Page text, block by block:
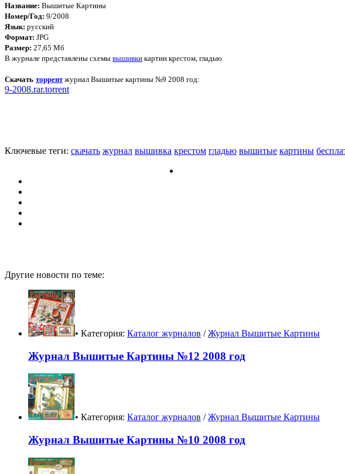
Название: Вышитые Картины
Номер/Год: 9/2008
Язык: русский
Формат: JPG
Размер: 27,65 Мб
В журнале представлены схемы вышивки картин крестом, гладью
Скачатьторрентжурнал Вышитые картины №9 2008 год:
9-2008.rar.torrent
Ключевые теги: скачать журнал вышивка крестом гладью вышитые картины
Другие новости по теме:
• Категория: Каталог журналов /Журнал Вышитые Картины
Журнал Вышитые Картины №12 2008 год
• Категория: Каталог журналов /Журнал Вышитые Картины
Журнал Вышитые Картины №10 2008 год